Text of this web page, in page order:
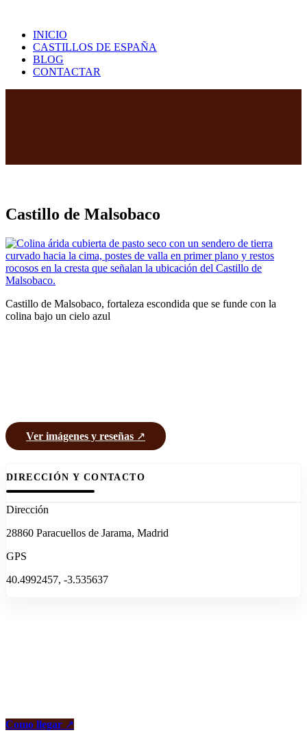
contenidoINICIO
CASTILLOS DE ESPAÑA
BLOG
CONTACTAR
Castillo de Malsobaco
Castillo de Malsobaco, fortaleza escondida que se funde con la
colina bajo un cielo azul
Ver imágenes y reseñas ↗
DIRECCIÓN Y CONTACTO
Dirección
28860 Paracuellos de Jarama, Madrid
GPS
40.4992457, -3.535637
Como llegar ↗